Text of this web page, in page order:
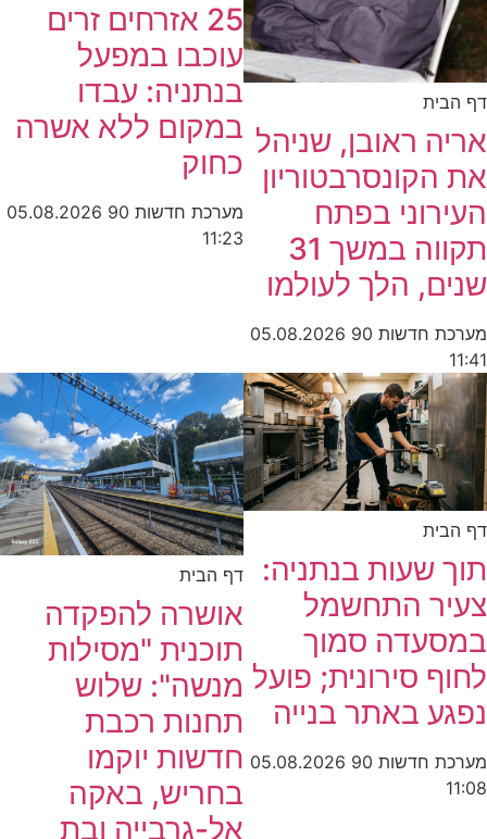
דף הבית
אריה ראובן, שניהל
את הקונסרבטוריון
העירוני בפתח
תקווה במשך 31
שנים, הלך לעולמו
מערכת חדשות 90
05.08.2026
11:41
25 אזרחים זרים
עוכבו במפעל
בנתניה: עבדו
במקום ללא אשרה
כחוק
מערכת חדשות 90
05.08.2026
11:23
דף הבית
תוך שעות בנתניה:
צעיר התחשמל
במסעדה סמוך
לחוף סירונית; פועל
נפגע באתר בנייה
מערכת חדשות 90
05.08.2026
11:08
דף הבית
אושרה להפקדה
תוכנית "מסילות
מנשה": שלוש
תחנות רכבת
חדשות יוקמו
בחריש, באקה
אל-גרבייה ובת